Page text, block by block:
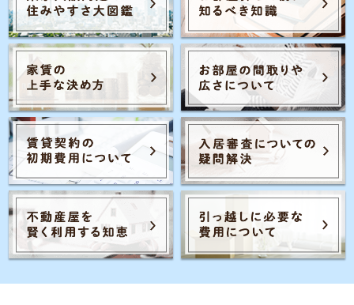
Posts navigation